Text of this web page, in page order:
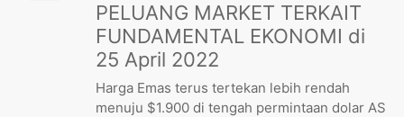
PELUANG MARKET TERKAIT
FUNDAMENTAL EKONOMI di
25 April 2022
Harga Emas terus tertekan lebih rendah
menuju $1.900 di tengah permintaan dolar AS